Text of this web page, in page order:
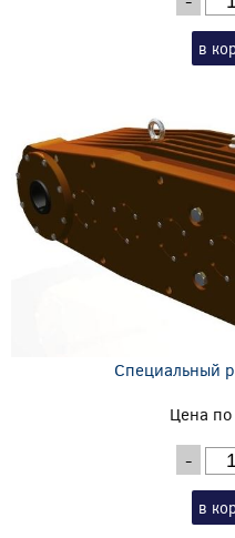
в
Специальный
Цена по
-
в